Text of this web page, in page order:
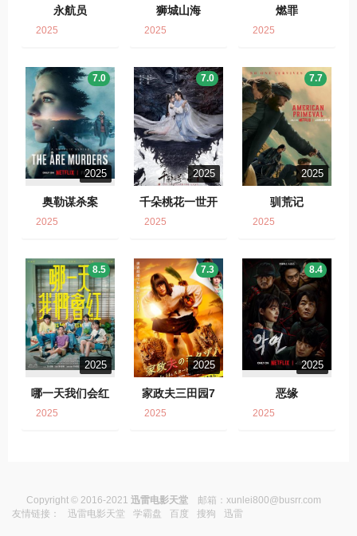
永航员
2025
狮城山海
2025
燃罪
2025
2025
奥勒谋杀案
7.0
2025
2025
千朵桃花一世开
7.0
2025
2025
驯荒记
7.7
2025
2025
哪一天我们会红
8.5
2025
2025
家政夫三田园7
7.3
2025
2025
恶缘
8.4
2025
Copyright © 2016-2021 迅雷电影天堂 邮箱： xunlei800@busrr.com
友情链接：
迅雷电影天堂 学霸盘 百度 搜狗 迅雷